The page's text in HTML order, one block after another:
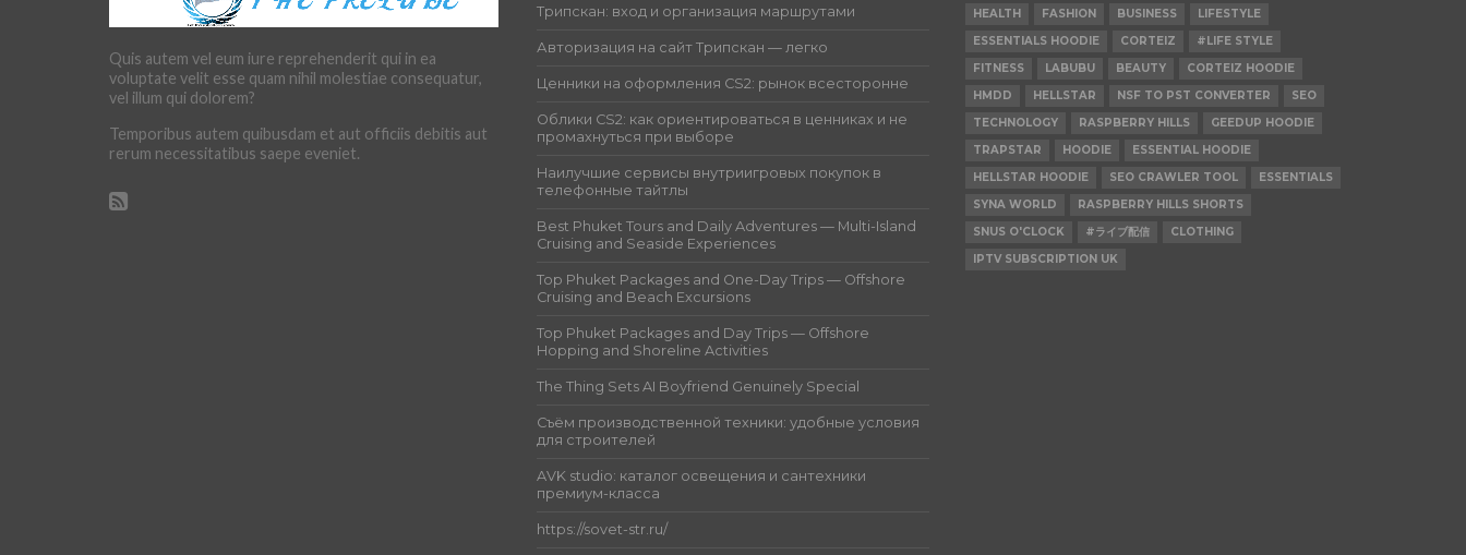
Quis autem vel eum iure reprehenderit qui in ea
voluptate velit esse quam nihil molestiae consequatur,
vel illum qui dolorem?
Temporibus autem quibusdam et aut officiis debitis aut
rerum necessitatibus saepe eveniet.
Трипскан: вход и организация маршрутами
Авторизация на сайт Трипскан — легко
Ценники на оформления CS2: рынок всесторонне
Облики CS2: как ориентироваться в ценниках и не
промахнуться при выборе
Наилучшие сервисы внутриигровых покупок в
телефонные тайтлы
Best Phuket Tours and Daily Adventures — Multi-Island
Cruising and Seaside Experiences
Top Phuket Packages and One-Day Trips — Offshore
Cruising and Beach Excursions
Top Phuket Packages and Day Trips — Offshore
Hopping and Shoreline Activities
The Thing Sets AI Boyfriend Genuinely Special
Съём производственной техники: удобные условия
для строителей
AVK studio: каталог освещения и сантехники
премиум-класса
https://sovet-str.ru/
HEALTH FASHION BUSINESS
LIFESTYLE
ESSENTIALS HOODIE
CORTEIZ
#LIFE STYLE
FITNESS
LABUBU BEAUTY
CORTEIZ HOODIE
HMDD
HELLSTAR NSF TO PST CONVERTER
SEO
TECHNOLOGY
RASPBERRY HILLS
GEEDUP HOODIE
TRAPSTAR
HOODIE
ESSENTIAL HOODIE
HELLSTAR HOODIE
SEO CRAWLER TOOL
ESSENTIALS
SYNA WORLD
RASPBERRY HILLS SHORTS
SNUS O'CLOCK
#ライブ配信
CLOTHING
IPTV SUBSCRIPTION UK